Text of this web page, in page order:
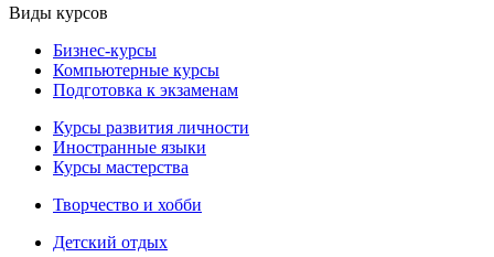
Виды курсов
Бизнес-курсы
Компьютерные курсы
Подготовка к экзаменам
Курсы развития личности
Иностранные языки
Курсы мастерства
Творчество и хобби
Детский отдых